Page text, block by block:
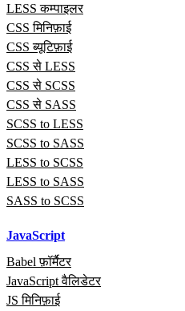
LESS कम्पाइलर
CSS मिनिफ़ाई
CSS ब्यूटिफ़ाई
CSS से LESS
CSS से SCSS
CSS से SASS
SCSS to LESS
SCSS to SASS
LESS to SCSS
LESS to SASS
SASS to SCSS
JavaScript
Babel फ़ॉर्मैटर
JavaScript वैलिडेटर
JS मिनिफ़ाई